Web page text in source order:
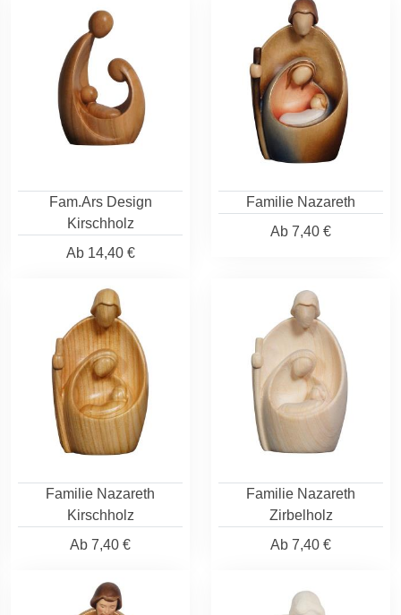
Fam.Ars Design
Kirschholz
Ab14,40 €
Familie Nazareth
Ab 7,40 €
Familie Nazareth
Kirschholz
Ab 7,40 €
Familie Nazareth
Zirbelholz
Ab 7,40 €